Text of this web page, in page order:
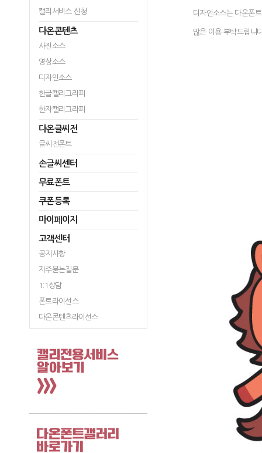
캘리서비스 신청
다온콘텐츠
사진소스
영상소스
디자인소스
한글캘리그라피
한자캘리그라피
다온글씨전
글씨전폰트
손글씨센터
무료폰트
쿠폰등록
마이페이지
고객센터
공지사항
자주묻는질문
1:1상담
폰트라이선스
다온콘텐츠라이선스
디자인소스는 다온폰
많은 이용 부탁드립니